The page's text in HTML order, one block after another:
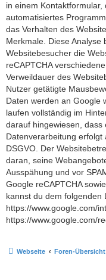
in einem
automatisiertes
das Verhalten des
Merkmale. Diese
Websitebesucher die
reCAPTCHA
Verweildauer des
Nutzer getätigte
Daten werden an Google
laufen vollständig im
darauf hingewiesen, dass
Datenverarbeitung erfolgt
DSGVO. Der
daran, seine
Ausspähung und vor
Google reCAPTCHA
kannst du dem folgenden
https://www.google.com/
https://www.google.com/
Webseite Foren-Übersicht